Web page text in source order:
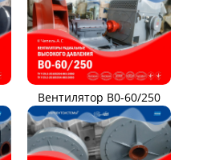
Вентилятор В0-60/250